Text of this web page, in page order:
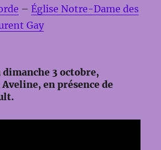
–Église Notre-Dame des
Gay
dimanche 3 octobre,
en présence de